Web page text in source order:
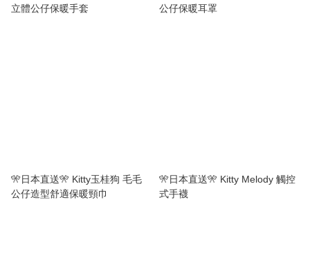
立體公仔保暖手套
公仔保暖耳罩
🎌日本直送🎌 Kitty玉桂狗 毛毛
公仔造型舒適保暖頸巾
🎌日本直送🎌 Kitty Melody 觸控
式手襪